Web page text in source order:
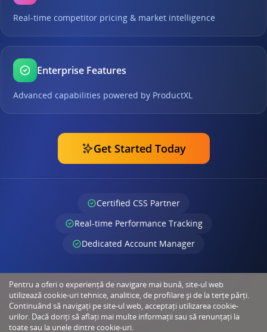
Real-time competitor pricing & market intelligence
Enterprise Features
Advanced capabilities powered by ProductXL
Get Started Today
Certified CSS Partner
Real-time Performance Tracking
Dedicated Account Manager
Pentru a oferi o experiență de navigare mai bună, site-ul web
utilizează cookie-uri tehnice, analitice, de profilare și de la terțe părți.
Continuând să navigați pe site-ul web, acceptați utilizarea cookie-
urilor. Dacă doriți să aflați mai multe informații sau să renunțați la
toate sau la unele dintre cookie-uri.